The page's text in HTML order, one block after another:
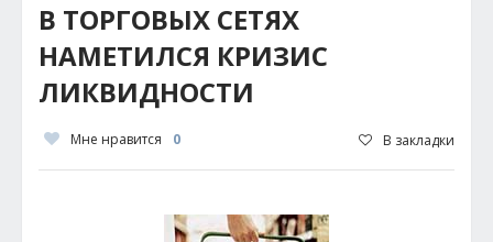
В ТОРГОВЫХ СЕТЯХ
НАМЕТИЛСЯ КРИЗИС
ЛИКВИДНОСТИ
Мне нравится 0 В закладки